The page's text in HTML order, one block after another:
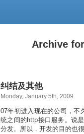
Archive
纠结及其他
Monday, January 5th, 2009
07年初进入现在的公司，不
统之间的http接口服务。说
分发。所以，开发的目的也